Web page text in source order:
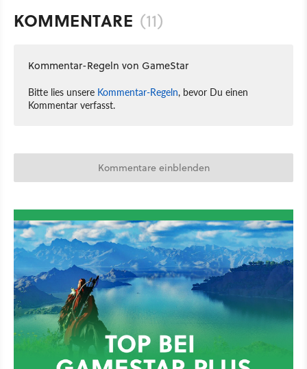
KOMMENTARE (11)
Kommentar-Regeln von GameStar
Bitte lies unsere Kommentar-Regeln, bevor Du einen
Kommentar verfasst.
Kommentare einblenden